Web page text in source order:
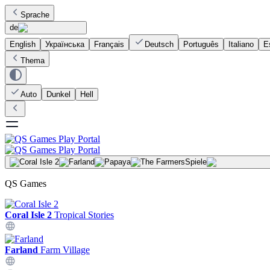
Sprache
de
English
Українська Français Deutsch Português Italiano
Thema
Auto Dunkel Hell
Spiele
QS Games
Coral Isle 2 Tropical Stories
Farland Farm Village